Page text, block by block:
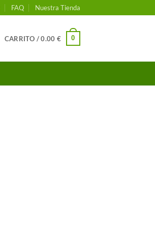
FAQ Nuestra Tienda
CARRITO /0.00 € 0